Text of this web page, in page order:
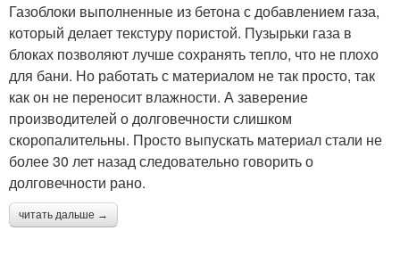
Газоблоки выполненные из бетона с добавлением газа,
который делает текстуру пористой. Пузырьки газа в
блоках позволяют лучше сохранять тепло, что не плохо
для бани. Но работать с материалом не так просто, так
как он не переносит влажности. А заверение
производителей о долговечности слишком
скоропалительны. Просто выпускать материал стали не
более 30 лет назад следовательно говорить о
долговечности рано.
читать дальше →